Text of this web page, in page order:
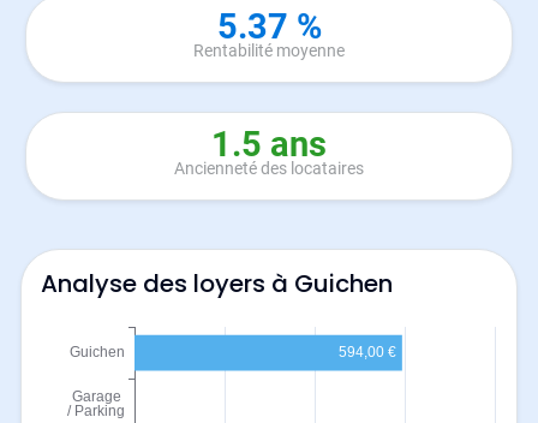
5.37 %
Rentabilité moyenne
1.5 ans
Ancienneté des locataires
Analyse des loyers à Guichen